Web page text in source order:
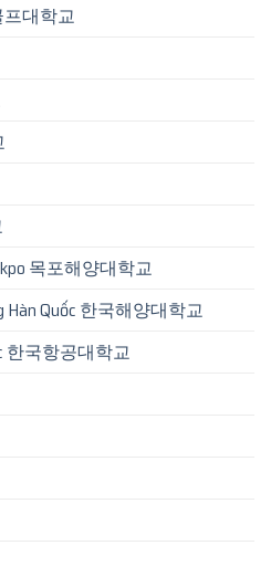
프대학교
목포해양대학교
Hàn Quốc 한국해양대학교
한국항공대학교